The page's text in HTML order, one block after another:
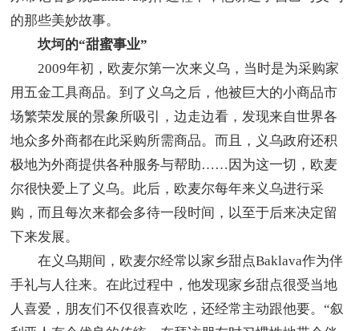
的那些美妙故事。
坎坷的“甜蜜事业”
2009年初，欧麦尔第一次来义乌，当时是为采购家
用五金工具商品。到了义乌之后，他被巨大的小商品市
场繁荣发展的景象所吸引，边走边看，发现来自世界各
地众多外商都在此采购所需商品。而且，义乌政府还积
极地为外商提供各种服务与帮助……因为这一切，欧麦
尔很快爱上了义乌。此后，欧麦尔每年来义乌进行采
购，而且每次来都会多待一段时间，以至于后来决定留
下来发展。
在义乌期间，欧麦尔经常以家乡甜点Baklava作为伴
手礼与人往来。在此过程中，他发现家乡甜点很受当地
人喜爱，朋友们不仅很喜欢吃，还经常主动跟他要。“叙